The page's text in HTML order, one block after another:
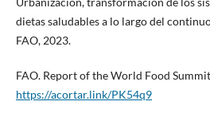
dietas saludables a lo largo del
FAO, 2023.
FAO. Report of the World Food
https://acortar.link/PK54q9